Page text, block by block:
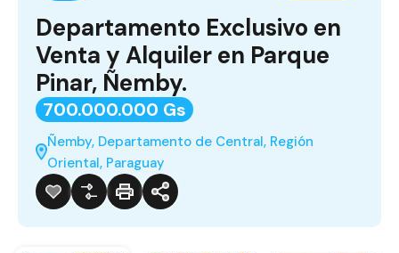
Departamento Exclusivo en
Venta y Alquiler en Parque
Pinar, Ñemby.
700.000.000 Gs
Ñemby, Departamento de Central, Región
Oriental, Paraguay